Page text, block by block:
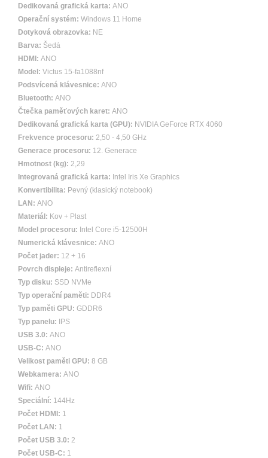
Dedikovaná grafická karta: ANO
Operační systém: Windows 11 Home
Dotyková obrazovka: NE
Barva: Šedá
HDMI: ANO
Model: Victus 15-fa1088nf
Podsvícená klávesnice: ANO
Bluetooth: ANO
Čtečka paměťových karet: ANO
Dedikovaná grafická karta (GPU): NVIDIA GeForce RTX 4060
Frekvence procesoru: 2,50 - 4,50 GHz
Generace procesoru: 12. Generace
Hmotnost (kg): 2,29
Integrovaná grafická karta: Intel Iris Xe Graphics
Konvertibilita: Pevný (klasický notebook)
LAN: ANO
Materiál: Kov + Plast
Model procesoru: Intel Core i5-12500H
Numerická klávesnice: ANO
Počet jader: 12 + 16
Povrch displeje: Antireflexní
Typ disku: SSD NVMe
Typ operační paměti: DDR4
Typ paměti GPU: GDDR6
Typ panelu:
IPS
USB 3.0: ANO
USB-C: ANO
Velikost paměti GPU: 8 GB
Webkamera: ANO
Wifi: ANO
Speciální: 144Hz
Počet HDMI: 1
Počet LAN: 1
Počet USB 3.0: 2
Počet USB-C: 1